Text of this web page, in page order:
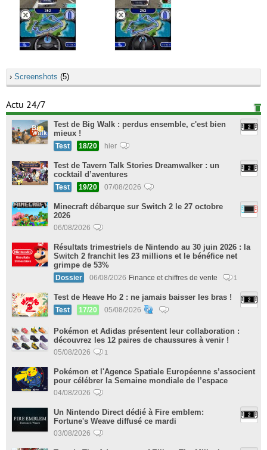
› Screenshots (5)
Actu 24/7
Test de Big Walk : perdus ensemble, c'est bien
mieux !
Test 18/20 hier
Test de Tavern Talk Stories Dreamwalker : un
cocktail d’aventures
Test 19/20 07/08/2026
Minecraft débarque sur Switch 2 le 27 octobre
2026
06/08/2026
Résultats trimestriels de Nintendo au 30 juin 2026 : la
Switch 2 franchit les 23 millions et le bénéfice net
grimpe de 53%
Dossier 06/08/2026 Finance et chiffres de vente 1
Test de Heave Ho 2 : ne jamais baisser les bras !
Test 17/20 05/08/2026
Pokémon et Adidas présentent leur collaboration :
découvrez les 12 paires de chaussures à venir !
05/08/2026 1
Pokémon et l'Agence Spatiale Européenne s’associent
pour célébrer la Semaine mondiale de l’espace
04/08/2026
Un Nintendo Direct dédié à Fire emblem:
Fortune's Weave diffusé ce mardi
03/08/2026